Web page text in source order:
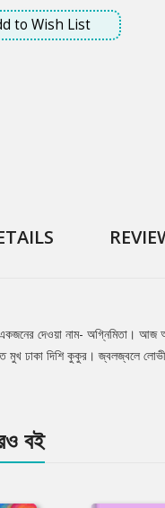
to Wish List
দেওয়া নাম- অগ্নিমিতা।
ঢাকা দিশি কুকুর। জ্বলজ্বলে
বই